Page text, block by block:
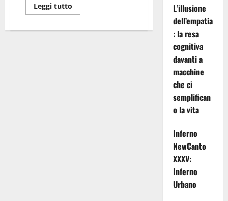
Leggi tutto
di
Anbernic
L’illusione
dell’empatia
: la resa
cognitiva
davanti a
macchine
che ci
semplifican
o la vita
Inferno
NewCanto
XXXV:
Inferno
Urbano